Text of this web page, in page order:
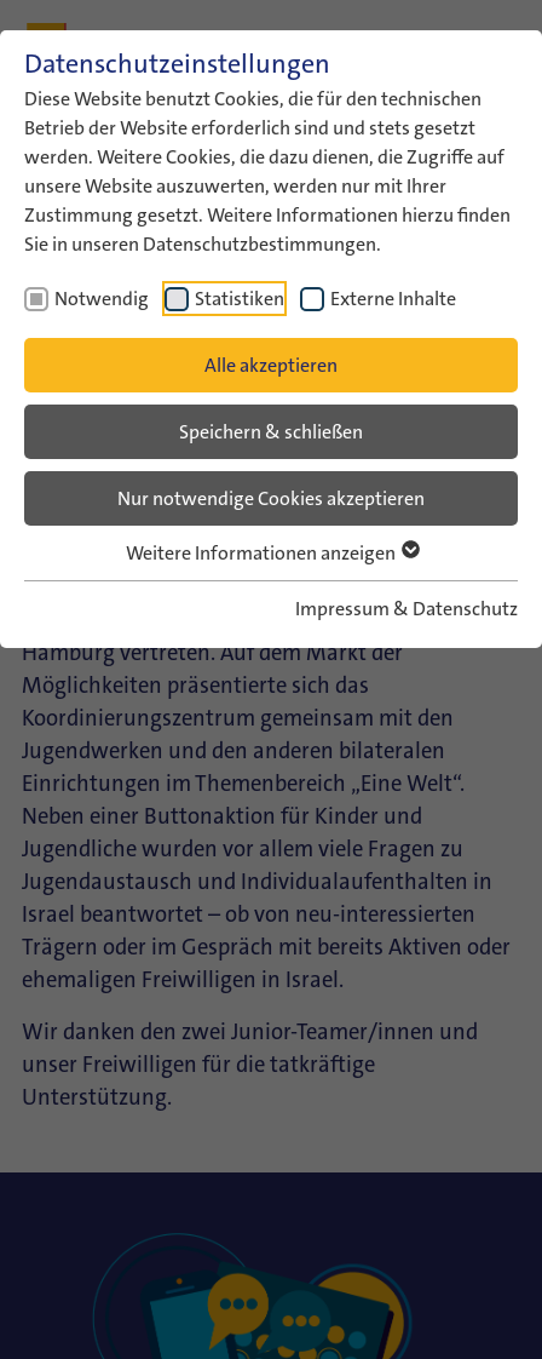
Datenschutzeinstellungen
Diese Website benutzt Cookies, die für den technischen
Betrieb der Website erforderlich sind und stets gesetzt
werden. Weitere Cookies, die dazu dienen, die Zugriffe auf
unsere Website auszuwerten, werden nur mit Ihrer
Zustimmung gesetzt. Weitere Informationen hierzu finden
Sie in unseren Datenschutzbestimmungen.
Notwendig Statistiken Externe Inhalte
Alle akzeptieren
Speichern & schließen
Nur notwendige Cookies akzeptieren
Weitere Informationen anzeigen
Impressum & Datenschutz
ConAct Über uns Archiv
Veranstaltungsarchiv
ConAct auf dem 34.…
Veranstaltungsarchiv
ConAct auf dem 34.
Evangelischen Kirchentag in
Hamburg
Veranstaltungsarchiv
Mit einem breiten Informations- und
Beratungsangebot war ConAct vom 1. bis 5. Mai
2013 auf dem 34. Evangelischen Kirchentag in
Hamburg vertreten. Auf dem Markt der
Möglichkeiten präsentierte sich das
Koordinierungszentrum gemeinsam mit den
Jugendwerken und den anderen bilateralen
Einrichtungen im Themenbereich „Eine Welt“.
Neben einer Buttonaktion für Kinder und
Jugendliche wurden vor allem viele Fragen zu
Jugendaustausch und Individualaufenthalten in
Israel beantwortet – ob von neu-interessierten
Trägern oder im Gespräch mit bereits Aktiven oder
ehemaligen Freiwilligen in Israel.
Wir danken den zwei Junior-Teamer/innen und
unser Freiwilligen für die tatkräftige
Unterstützung.